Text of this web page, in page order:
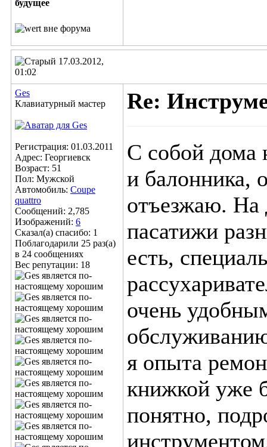
17.03.2012,
01:02
Ges
Клавиатурный мастер
Регистрация: 01.03.2011
Адрес: Георгиевск
Возраст: 51
Пол: Мужской
Автомобиль: Coupe
quattro
Сообщений: 2,785
Изображений: 6
Сказал(а) спасибо: 1
Поблагодарили 25 раз(а)
в 24 сообщениях
Вес репутации: 18
Re:
С собой дома
и балонника,
отъезжаю. На
пасатижи
есть,
очень
я опыта
книжкой уже
понятно,